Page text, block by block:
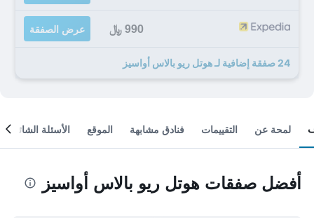
990 ﷼ عرض الصفقة
24 صفقة إضافية لـ هوتل ريو بالاس أواسيز
لمحة عن التقييمات فنادق مشابهة الموقع الأسئلة الشائعة
أفضل صفقات هوتل ريو بالاس أواسيز